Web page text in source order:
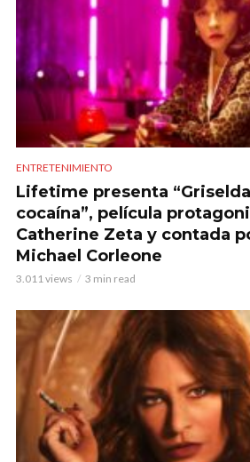
ENTRETENIMIENTO
Lifetime presenta
cocaína”, película
Catherine Zeta y contada
Michael Corleone
3.011 views 3 min read